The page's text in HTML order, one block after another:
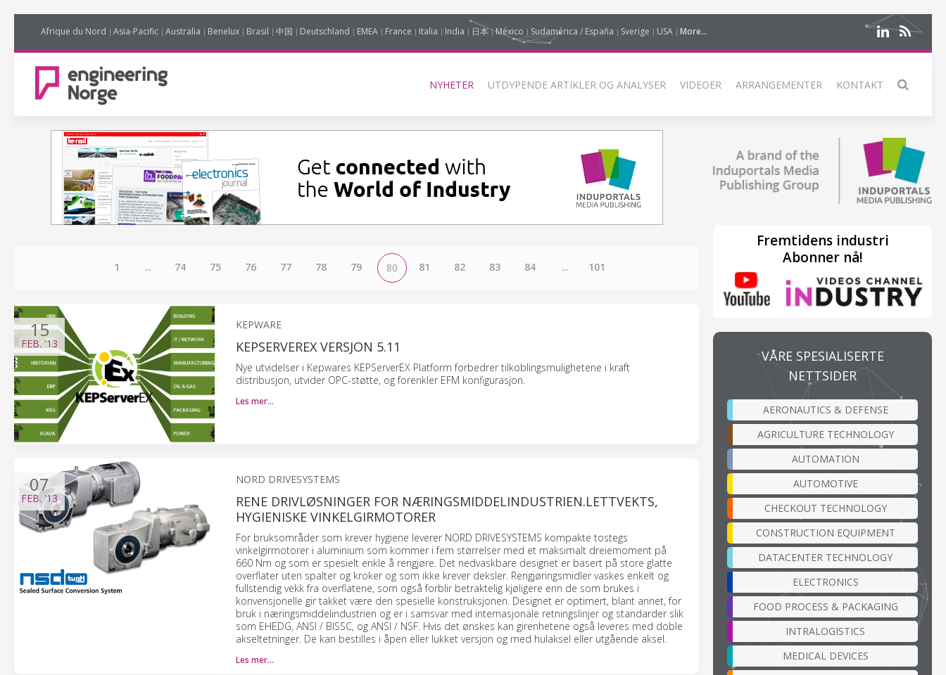
Afrique du Nord Asia-Pacific Australia Benelux Brasil 中国 Deutschland EMEA France Italia India 日本 México Sudamérica / España Sverige USA More...
NYHETER UTDYPENDE ARTIKLER OG ANALYSER VIDEOER ARRANGEMENTER KONTAKT
1 ... 74 75 76 77 78 79 80 81 82 83 84 ... 101
15
FEB. '13
KEPWARE
KEPSERVEREX VERSJON 5.11
Nye utvidelser i Kepwares KEPServerEX Platform forbedrer tilkoblingsmulighetene i kraft
distribusjon, utvider OPC-støtte, og forenkler EFM konfigurasjon.
Les mer…
07
FEB. '13
NORD DRIVESYSTEMS
RENE DRIVLØSNINGER FOR NÆRINGSMIDDELINDUSTRIEN.LETTVEKTS,
HYGIENISKE VINKELGIRMOTORER
For bruksområder som krever hygiene leverer NORD DRIVESYSTEMS kompakte tostegs
vinkelgirmotorer i aluminium som kommer i fem størrelser med et maksimalt dreiemoment på
660 Nm og som er spesielt enkle å rengjøre. Det nedvaskbare designet er basert på store glatte
overflater uten spalter og kroker og som ikke krever deksler. Rengjøringsmidler vaskes enkelt og
fullstendig vekk fra overflatene, som også forblir betraktelig kjøligere enn de som brukes i
konvensjonelle gir takket være den spesielle konstruksjonen. Designet er optimert, blant annet, for
bruk i næringsmiddelindustrien og er i samsvar med internasjonale retningslinjer og standarder slik
som EHEDG, ANSI / BISSC, og ANSI / NSF. Hvis det ønskes kan girenhetene også leveres med doble
akseltetninger. De kan bestilles i åpen eller lukket versjon og med hulaksel eller utgående aksel.
Les mer…
Fremtidens industri
Abonner nå!
VÅRE SPESIALISERTE
NETTSIDER
AERONAUTICS & DEFENSE
AGRICULTURE TECHNOLOGY
AUTOMATION
AUTOMOTIVE
CHECKOUT TECHNOLOGY
CONSTRUCTION EQUIPMENT
DATACENTER TECHNOLOGY
ELECTRONICS
FOOD PROCESS & PACKAGING
INTRALOGISTICS
MEDICAL DEVICES